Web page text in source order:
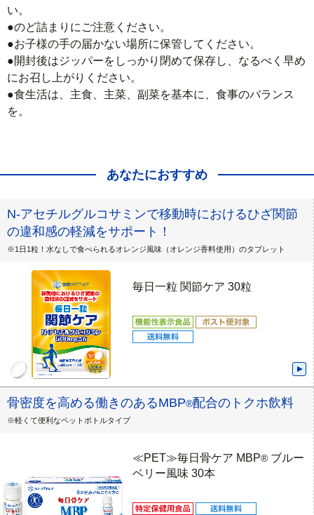
い。
●のど詰まりにご注意ください。
●お子様の手の届かない場所に保管してください。
●開封後はジッパーをしっかり閉めて保存し、なるべく早め
にお召し上がりください。
●食生活は、主食、主菜、副菜を基本に、食事のバランス
を。
あなたにおすすめ
N-アセチルグルコサミンで移動時におけるひざ関節
の違和感の軽減をサポート！
※1日1粒！水なしで食べられるオレンジ風味（オレンジ香料使用）のタブレット
毎日一粒 関節ケア 30粒
骨密度を高める働きのあるMBP®配合のトクホ飲料
※軽くて便利なペットボトルタイプ
≪PET≫毎日骨ケア MBP®ブルー
ベリー風味 30本